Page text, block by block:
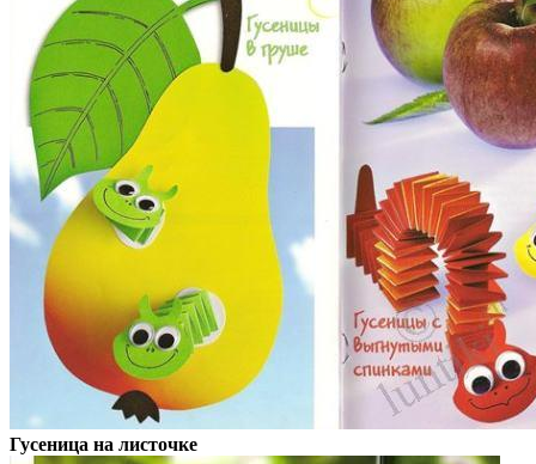
Гусеница на листочке